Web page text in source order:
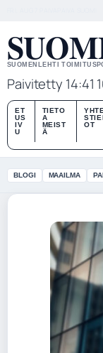
SUOMENLEHTI
Paivitetty 14:41
ET
US
IV
U
TIETO
A
MEIST
Ä
OT
BLOGI MAAILMA